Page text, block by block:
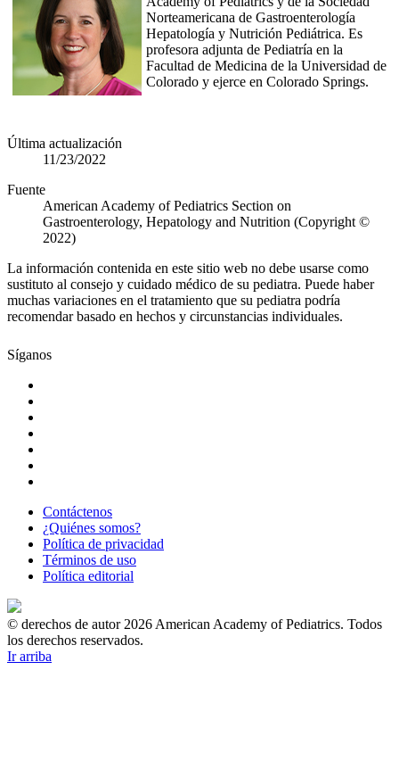
Norteamericana de Gastroenterología
Hepatología y Nutrición Pediátrica. Es
profesora adjunta de Pediatría en la
Facultad de Medicina de la Universidad de
Colorado y ejerce en Colorado Springs.
Última actualización
11/23/2022
Fuente
American Academy of Pediatrics Section on
Gastroenterology, Hepatology and Nutrition (Copyright ©
2022)
La información contenida en este sitio web no debe usarse como
sustituto al consejo y cuidado médico de su pediatra. Puede haber
muchas variaciones en el tratamiento que su pediatra podría
recomendar basado en hechos y circunstancias individuales.
Síganos
Contáctenos
¿Quiénes somos?
Política de privacidad
Términos de uso
Política editorial
© derechos de autor 2026 American Academy of Pediatrics. Todos
los derechos reservados.
Ir arriba